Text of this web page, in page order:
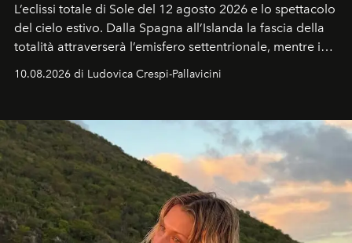
L’eclissi totale di Sole del 12 agosto 2026 e lo spettacolo
del cielo estivo. Dalla Spagna all’Islanda la fascia della
totalità attraverserà l’emisfero settentrionale, mentre in
spettacolare al Nord. Orari, città favorite e regole per
10.08.2026 di Ludovica Crespi-Pallavicini